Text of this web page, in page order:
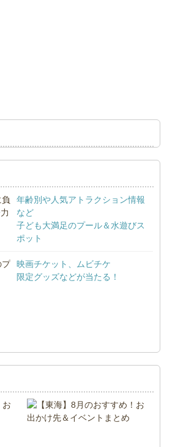
年齢別や人気アトラクション情報
など
子ども大満足のプール＆水遊びス
ポット
映画チケット、ムビチケ
限定グッズなどが当たる！